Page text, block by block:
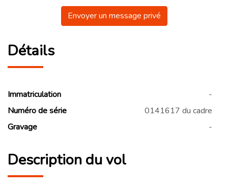
Envoyer un message privé
Détails
Immatriculation
-
Numéro de série
0141617 du cadre
Gravage
-
Description du vol